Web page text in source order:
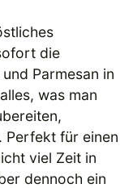
die
Parmesan in
was man
Perfekt für einen
viel Zeit in
dennoch ein